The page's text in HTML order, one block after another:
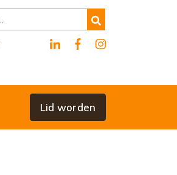
Lid worden